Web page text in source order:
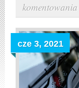
komentowania
cze 3, 2021